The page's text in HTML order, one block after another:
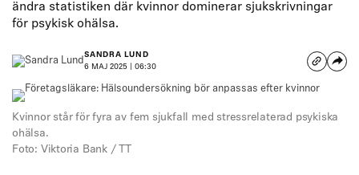
ändra statistiken där kvinnor dominerar sjukskrivningar
för psykisk ohälsa.
SANDRA LUND
6 MAJ 2025 | 06:30
Kvinnor står för fyra av fem sjukfall med stressrelaterad psykiska
ohälsa.
Foto: Viktoria Bank / TT